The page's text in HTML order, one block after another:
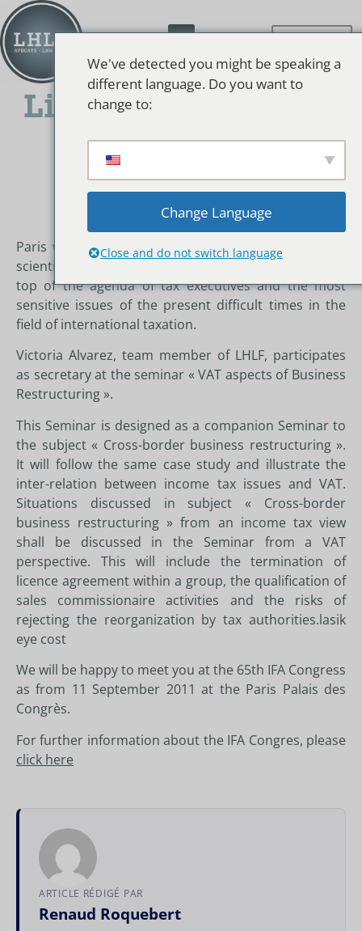
LightHouse LHLF at
the 65th IFA
Congress 2011
Paris will host the 65th IFA Congress this year.
scientific programme will cover several items at the
top of the agenda of tax executives and the most
sensitive issues of the present difficult times in the
field of international taxation.
Victoria Alvarez, team member of LHLF, participates
as secretary at the seminar « VAT aspects of Business
Restructuring ».
This Seminar is designed as a companion Seminar to
the subject « Cross-border business restructuring ».
It will follow the same case study and illustrate the
inter-relation between income tax issues and VAT.
Situations discussed in subject « Cross-border
business restructuring » from an income tax view
shall be discussed in the Seminar from a VAT
perspective. This will include the termination of
licence agreement within a group, the qualification of
sales commissionaire activities and the risks of
rejecting the reorganization by tax authorities.lasik
eye cost
We will be happy to meet you at the 65th IFA Congress
as from 11 September 2011 at the Paris Palais des
Congrès.
For further information about the IFA Congres, please
click here
ARTICLE RÉDIGÉ PAR
Renaud Roquebert
We've detected you might be speaking a
different language. Do you want to
change to:
Change Language
Close and do not switch language